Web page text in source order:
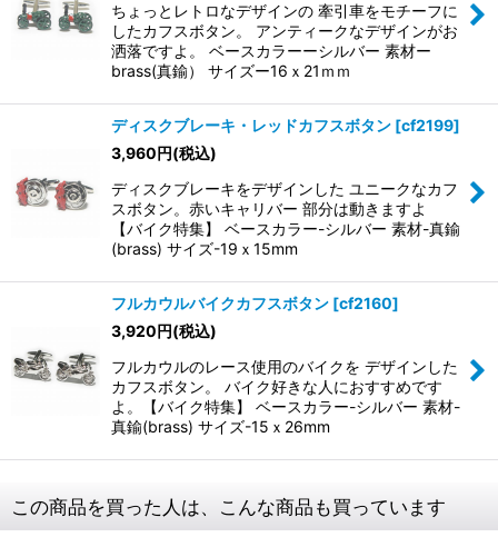
ちょっとレトロなデザインの 牽引車をモチーフに
したカフスボタン。 アンティークなデザインがお
洒落ですよ。 ベースカラーーシルバー 素材ー
brass(真鍮） サイズー16ｘ21ｍｍ
ディスクブレーキ・レッドカフスボタン [cf2199]
3,960円(税込)
ディスクブレーキをデザインした ユニークなカフ
スボタン。赤いキャリバー 部分は動きますよ
【バイク特集】 ベースカラー-シルバー 素材-真鍮
(brass) サイズ-19ｘ15mm
フルカウルバイクカフスボタン [cf2160]
3,920円(税込)
フルカウルのレース使用のバイクを デザインした
カフスボタン。 バイク好きな人におすすめです
よ。【バイク特集】 ベースカラー-シルバー 素材-
真鍮(brass) サイズ-15ｘ26mm
この商品を買った人は、こんな商品も買っています